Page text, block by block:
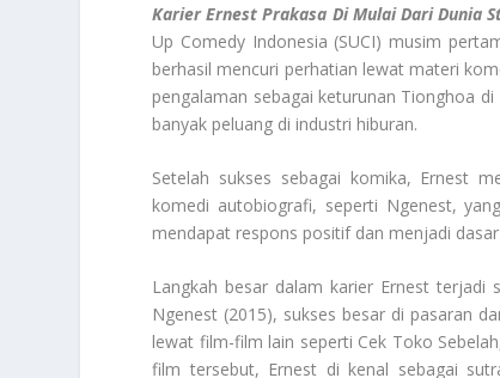
Karier Ernest Prakasa Di Mulai Dari Dunia
Up Comedy Indonesia (SUCI) musim
berhasil mencuri perhatian lewat materi
pengalaman sebagai keturunan Tionghoa
banyak peluang di industri hiburan.
Setelah sukses sebagai komika, Ernest
komedi autobiografi, seperti Ngenest,
mendapat respons positif dan menjadi
Langkah besar dalam karier Ernest
Ngenest (2015), sukses besar di pasaran
lewat film-film lain seperti Cek Toko
film tersebut, Ernest di kenal sebagai